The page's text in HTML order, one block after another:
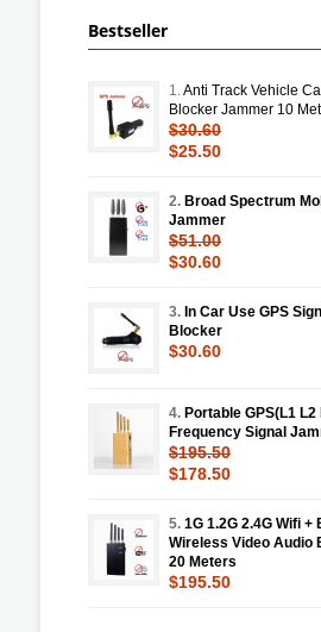
Bestseller
1.Anti Track Vehicle
Blocker Jammer 10
$30.60
$25.50
2. Broad Spectrum
Jammer
$51.00
$30.60
3. In Car Use GPS
Blocker
$30.60
4. Portable GPS(L1 L2
Frequency Signal
$195.50
$178.50
5. 1G 1.2G 2.4G Wifi +
Wireless Video Audio
20 Meters
$195.50